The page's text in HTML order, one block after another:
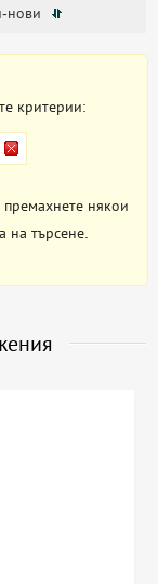
нови
критерии:
някои
на търсене.